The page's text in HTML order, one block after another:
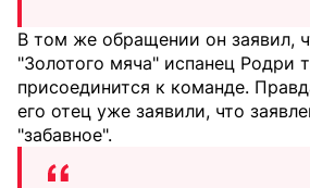
В том же обращении он заявил,
"Золотого мяча" испанец Родри
присоединится к команде.
его отец уже заявили, что
"забавное".